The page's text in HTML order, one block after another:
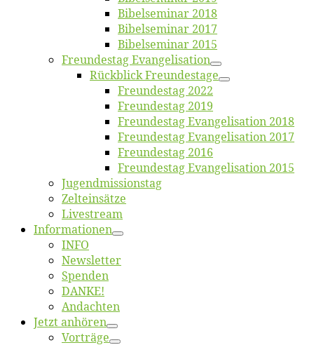
Bi­bel­se­mi­nar 2018
Bibelsemi­nar 2017
Bibelsemi­nar 2015
Freun­des­tag Evangelisation
Rück­blick Freundestage
Freun­des­tag 2022
Freun­des­tag 2019
Freun­des­tag Evan­ge­li­sa­ti­on 2018
Freun­des­tag Evan­ge­li­sa­ti­on 2017
Freun­des­tag 2016
Freun­des­tag Evan­ge­li­sa­ti­on 2015
Jugend­mis­sions­tag
Zelt­ein­sät­ze
Live­stream
Informatio­nen
INFO
News­let­ter
Spen­den
DANKE!
An­dach­ten
Jetzt an­hö­ren
Vor­trä­ge